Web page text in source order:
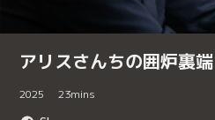
アリスさんちの囲炉裏
2025 23mins